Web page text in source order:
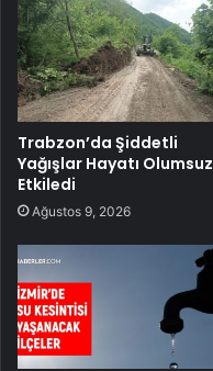
Trabzon’da Şiddetli
Yağışlar Hayatı Olumsuz
Etkiledi
Ağustos 9, 2026